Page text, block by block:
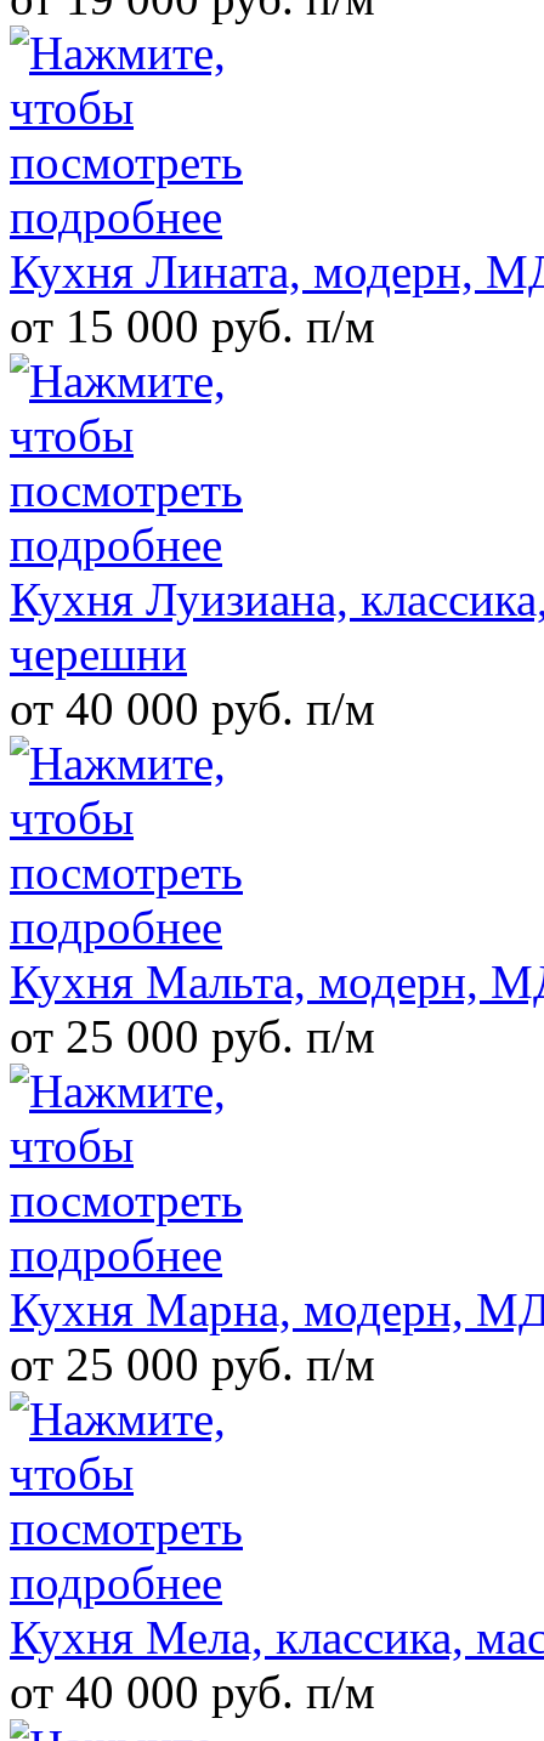
Кухня Лината, модерн,
от 15 000 руб. п/м
Кухня Луизиана,
черешни
от 40 000 руб. п/м
Кухня Мальта, модерн,
от 25 000 руб. п/м
Кухня Марна, модерн,
от 25 000 руб. п/м
Кухня Мела, классика,
от 40 000 руб. п/м